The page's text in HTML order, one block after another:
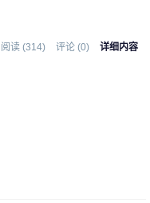
阅读 (314) 评论 (0) 详细内容